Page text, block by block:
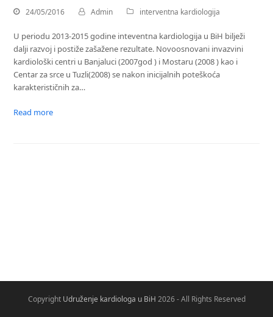
24/05/2016 Admin interventna kardiologija
U periodu 2013-2015 godine inteventna kardiologija u BiH bilježi
dalji razvoj i postiže zašažene rezultate. Novoosnovani invazvini
kardiološki centri u Banjaluci (2007god ) i Mostaru (2008 ) kao i
Centar za srce u Tuzli(2008) se nakon inicijalnih poteškoća
karakterističnih za…
Read more
Copyright Udruženje kardiologa u BiH 2026 - All Rights Reserved